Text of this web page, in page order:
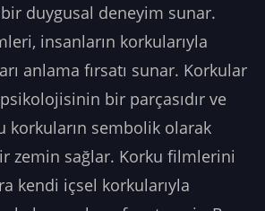
duygusal deneyim sunar.
insanların korkularıyla
anlama fırsatı sunar. Korkular
bir parçasıdır ve
korkuların sembolik olarak
zemin sağlar. Korku filmlerini
kendi içsel korkularıyla